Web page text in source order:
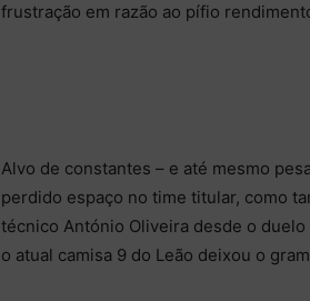
frustração em razão ao pífio
Alvo de constantes – e até mesmo
perdido espaço no time titular, como
técnico António Oliveira desde o duelo
o atual camisa 9 do Leão deixou o